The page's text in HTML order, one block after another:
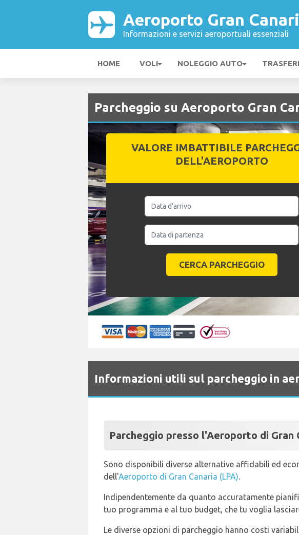
Aeroporto Gran
Informazioni e servizi aeroportuali essenziali
HOME VOLI NOLEGGIO AUTO
Parcheggio su Aeroporto Gran
VALORE IMBATTIBILE
DELL'AEROPORTO
Informazioni utili sul parcheggio in
Parcheggio presso l'Aeroporto di Gran
Sono disponibili diverse alternative affidabili ed
dell'Aeroporto di Gran Canaria (LPA).
Indipendentemente da quanto accuratamente
tuo programma e al tuo budget, che tu voglia
Le diverse opzioni di parcheggio hanno costi